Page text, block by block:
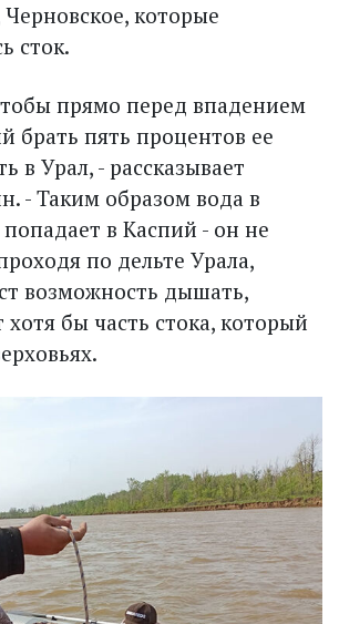
которые
сток.
прямо перед впадением
брать пять процентов ее
в Урал, - рассказывает
- Таким образом вода в
в Каспий - он не
по дельте Урала,
возможность дышать,
бы часть стока, который